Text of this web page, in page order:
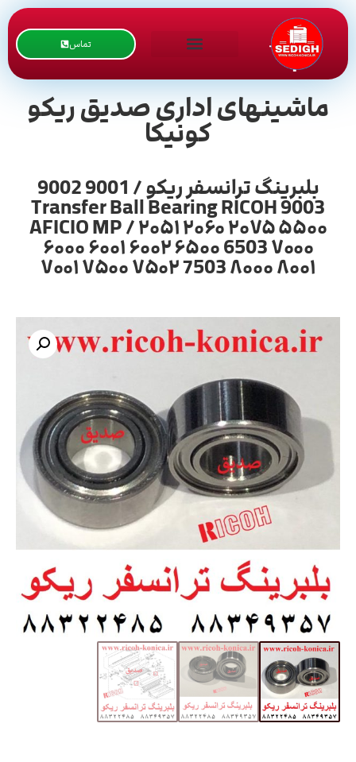
تماس
ماشینهای اداری صدیق ریکو
کونیکا
بلبرینگ ترانسفر ریکو / 9001 9002
9003 Transfer Ball Bearing RICOH
AFICIO MP / ۲۰۵۱ ۲۰۶۰ ۲۰۷۵ ۵۵۰۰
۶۰۰۰ ۶۰۰۱ ۶۰۰۲ ۶۵۰۰ 6503 ۷۰۰۰
۷۰۰۱ ۷۵۰۰ ۷۵۰۲ 7503 ۸۰۰۰ ۸۰۰۱